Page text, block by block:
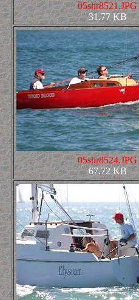
05shr8521.JPG
31.77 KB
05shr8524.JPG
67.72 KB